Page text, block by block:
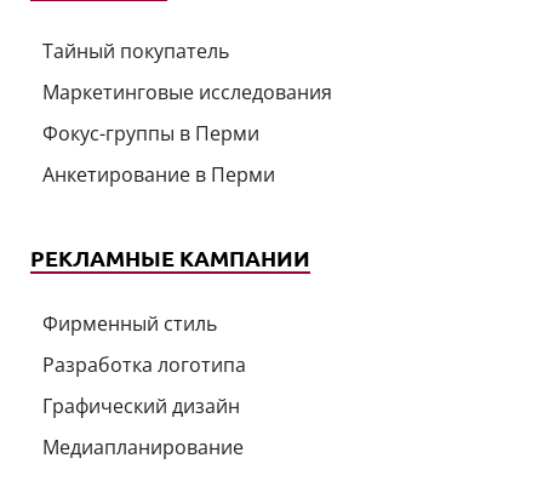
Тайный покупатель
Маркетинговые исследования
Фокус-группы в Перми
Анкетирование в Перми
РЕКЛАМНЫЕ КАМПАНИИ
Фирменный стиль
Разработка логотипа
Графический дизайн
Медиапланирование